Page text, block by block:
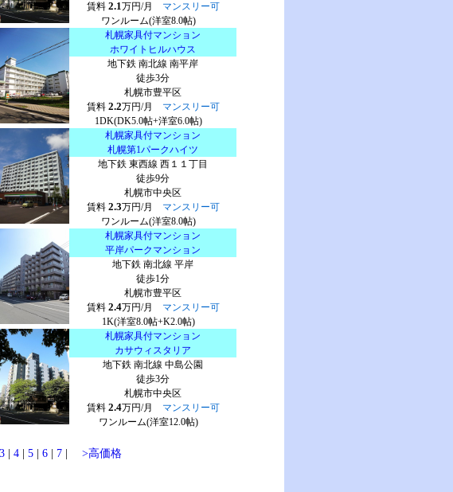
賃料 2.1万円/月
マンスリー可
ワンルーム(洋室8.0帖)
札幌家具付マンション
ホワイトヒルハウス
地下鉄 南北線 南平岸
徒歩3分
札幌市豊平区
賃料 2.2万円/月
マンスリー可
1DK(DK5.0帖+洋室6.0帖)
札幌家具付マンション
札幌第1パークハイツ
地下鉄 東西線 西１１丁目
徒歩9分
札幌市中央区
賃料 2.3万円/月
マンスリー可
ワンルーム(洋室8.0帖)
札幌家具付マンション
平岸パークマンション
地下鉄 南北線 平岸
徒歩1分
札幌市豊平区
賃料 2.4万円/月
マンスリー可
1K(洋室8.0帖+K2.0帖)
札幌家具付マンション
カサウィスタリア
地下鉄 南北線 中島公園
徒歩3分
札幌市中央区
賃料 2.4万円/月
マンスリー可
ワンルーム(洋室12.0帖)
3| 4| 5| 6| 7| >高価格